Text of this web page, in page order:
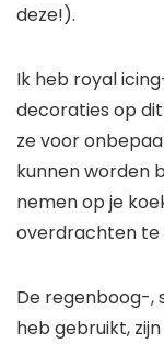
deze!).
Ik heb royal
decoraties op
ze voor
kunnen worden
nemen op je
overdrachten te
De regenboog-,
heb gebruikt,